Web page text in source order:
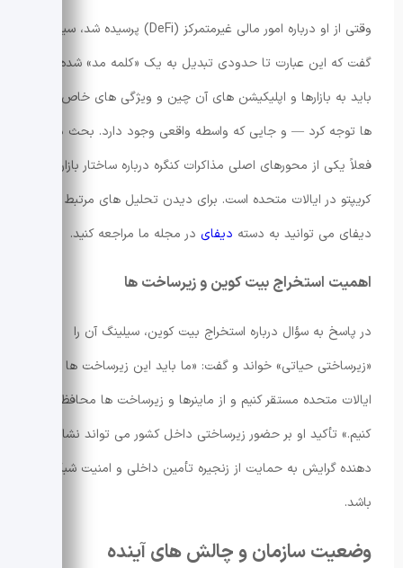
وقتی از او درباره امور مالی غیرمتمرکز (DeFi) پرسیده شد، سیلینگ
گفت که این عبارت تا حدودی تبدیل به یک «کلمه مد» شده اما
باید به بازارها و اپلیکیشن های آن چین و ویژگی های خاص آن
ها توجه کرد — و جایی که واسطه واقعی وجود دارد. بحث دیفای
فعلاً یکی از محورهای اصلی مذاکرات کنگره درباره ساختار بازار
کریپتو در ایالات متحده است. برای دیدن تحلیل های مرتبط با
دیفای می توانید به دسته دیفای در مجله ما مراجعه کنید.
اهمیت استخراج بیت کوین و زیرساخت ها
در پاسخ به سؤال درباره استخراج بیت کوین، سیلینگ آن را
«زیرساختی حیاتی» خواند و گفت: «ما باید این زیرساخت ها را در
ایالات متحده مستقر کنیم و از ماینرها و زیرساخت ها محافظت
کنیم.» تأکید او بر حضور زیرساختی داخل کشور می تواند نشان
دهنده گرایش به حمایت از زنجیره تأمین داخلی و امنیت شبکه
باشد.
وضعیت سازمان و چالش های آینده